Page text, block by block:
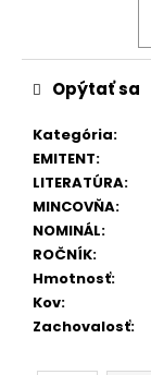
Kategória:
EMITENT:
LITERATÚRA:
MINCOVŇA:
NOMINÁL:
ROČNÍK:
Hmotnosť:
Kov:
Zachovalosť:
Opýtať sa
a
m
TETRADRACHMA
PTOLEMAIOS
VI.
PHILOMETOR,
SALAMIS
€350